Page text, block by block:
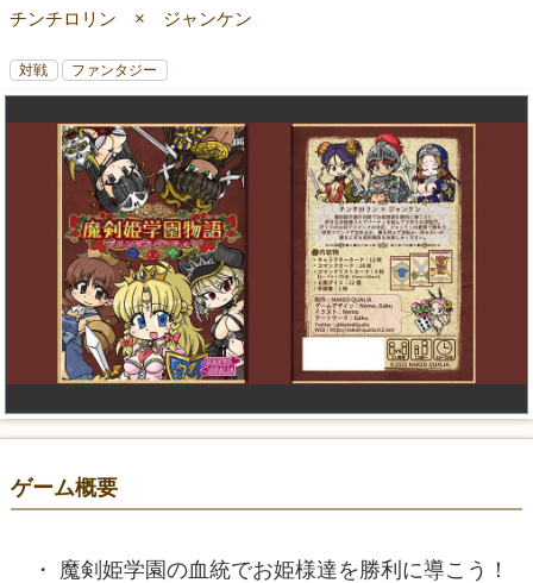
チンチロリン × ジャンケン
対戦 ファンタジー
ゲーム概要
魔剣姫学園の血統でお姫様達を勝利に導こう！